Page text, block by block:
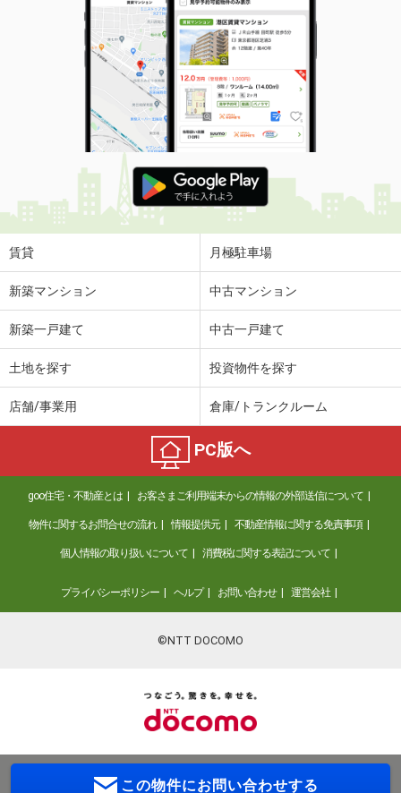
賃貸 月極駐車場
新築マンション 中古マンション
新築一戸建て 中古一戸建て
土地を探す 投資物件を探す
店舗/事業用 倉庫/トランクルーム
PC版へ
goo住宅・不動産とは お客さまご利用端末からの情報の外部送信について
物件に関するお問合せの流れ 情報提供元 不動産情報に関する免責事項
個人情報の取り扱いについて 消費税に関する表記について
プライバシーポリシー ヘルプ お問い合わせ 運営会社
©NTT DOCOMO
この物件にお問い合わせする